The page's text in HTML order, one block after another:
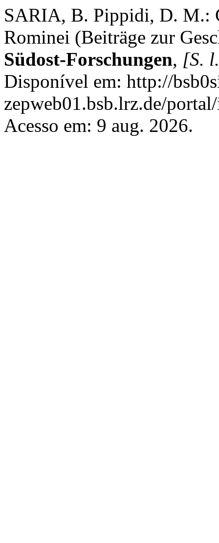
SARIA, B. Pippidi, D. M.:
Rominei (Beiträge zur
Südost-Forschungen, [S.
Disponível em: http://
zepweb01.bsb.lrz.de/
Acesso em: 9 aug. 2026.